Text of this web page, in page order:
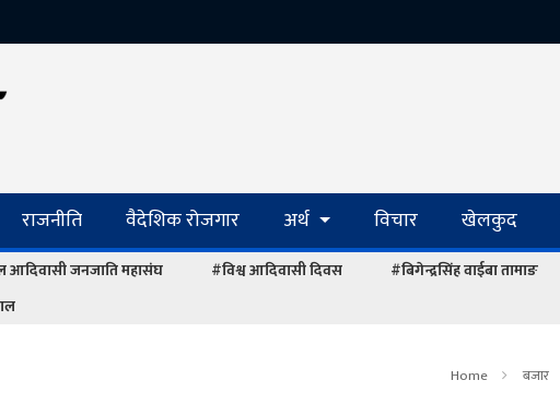
राजनीति वैदेशिक रोजगार अर्थ विचार खेलकुद
आदिवासी जनजाति महासंघ #विश्व आदिवासी दिवस #बिगेन्द्रसिंह वाईबा तामाङ
Home बजार